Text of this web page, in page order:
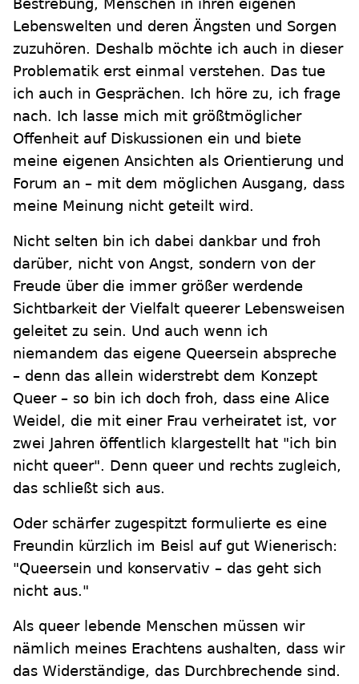
Bestrebung, Menschen in ihren eigenen
Lebenswelten und deren Ängsten und Sorgen
zuzuhören. Deshalb möchte ich auch in dieser
Problematik erst einmal verstehen. Das tue
ich auch in Gesprächen. Ich höre zu, ich frage
nach. Ich lasse mich mit größtmöglicher
Offenheit auf Diskussionen ein und biete
meine eigenen Ansichten als Orientierung und
Forum an – mit dem möglichen Ausgang, dass
meine Meinung nicht geteilt wird.
Nicht selten bin ich dabei dankbar und froh
darüber, nicht von Angst, sondern von der
Freude über die immer größer werdende
Sichtbarkeit der Vielfalt queerer Lebensweisen
geleitet zu sein. Und auch wenn ich
niemandem das eigene Queersein abspreche
– denn das allein widerstrebt dem Konzept
Queer – so bin ich doch froh, dass eine Alice
Weidel, die mit einer Frau verheiratet ist, vor
zwei Jahren öffentlich klargestellt hat "ich bin
nicht queer". Denn queer und rechts zugleich,
das schließt sich aus.
Oder schärfer zugespitzt formulierte es eine
Freundin kürzlich im Beisl auf gut Wienerisch:
"Queersein und konservativ – das geht sich
nicht aus."
Als queer lebende Menschen müssen wir
nämlich meines Erachtens aushalten, dass wir
das Widerständige, das Durchbrechende sind.